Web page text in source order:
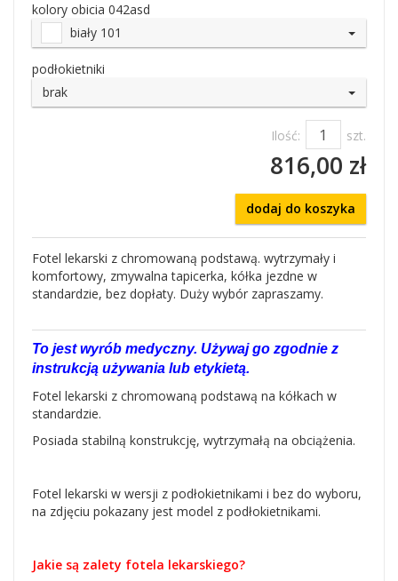
kolory obicia 042asd
biały 101
podłokietniki
brak
Ilość: szt.
816,00 zł
dodaj do koszyka
Fotel lekarski z chromowaną podstawą. wytrzymały i
komfortowy, zmywalna tapicerka, kółka jezdne w
standardzie, bez dopłaty. Duży wybór zapraszamy.
To jest wyrób medyczny. Używaj go zgodnie z
instrukcją używania lub etykietą.
Fotel lekarski z chromowaną podstawą na kółkach w
standardzie.
Posiada stabilną konstrukcję, wytrzymałą na obciążenia.
Fotel lekarski w wersji z podłokietnikami i bez do wyboru,
na zdjęciu pokazany jest model z podłokietnikami.
Jakie są zalety fotela lekarskiego?